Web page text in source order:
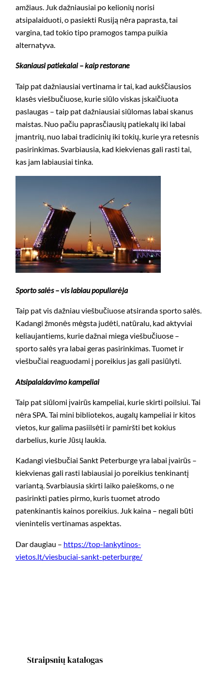
amžiaus. Juk dažniausiai po kelionių norisi
atsipalaiduoti, o pasiekti Rusiją nėra paprasta, tai
vargina, tad tokio tipo pramogos tampa puikia
alternatyva.
Skaniausi patiekalai – kaip restorane
Taip pat dažniausiai vertinama ir tai, kad aukščiausios
klasės viešbučiuose, kurie siūlo viskas įskaičiuota
paslaugas – taip pat dažniausiai siūlomas labai skanus
maistas. Nuo pačiu paprasčiausių patiekalų iki labai
įmantrių, nuo labai tradicinių iki tokių, kurie yra retesnis
pasirinkimas. Svarbiausia, kad kiekvienas gali rasti tai,
kas jam labiausiai tinka.
Sporto salės – vis labiau populiarėja
Taip pat vis dažniau viešbučiuose atsiranda sporto salės.
Kadangi žmonės mėgsta judėti, natūralu, kad aktyviai
keliaujantiems, kurie dažnai miega viešbučiuose –
sporto salės yra labai geras pasirinkimas. Tuomet ir
viešbučiai reaguodami į poreikius jas gali pasiūlyti.
Atsipalaidavimo kampeliai
Taip pat siūlomi įvairūs kampeliai, kurie skirti poilsiui. Tai
nėra SPA. Tai mini bibliotekos, augalų kampeliai ir kitos
vietos, kur galima pasiilsėti ir pamiršti bet kokius
darbelius, kurie Jūsų laukia.
Kadangi viešbučiai Sankt Peterburge yra labai įvairūs –
kiekvienas gali rasti labiausiai jo poreikius tenkinantį
variantą. Svarbiausia skirti laiko paieškoms, o ne
pasirinkti paties pirmo, kuris tuomet atrodo
patenkinantis kainos poreikius. Juk kaina – negali būti
vienintelis vertinamas aspektas.
Dar daugiau – https://top-lankytinos-
vietos.lt/viesbuciai-sankt-peterburge/
Straipsnių katalogas